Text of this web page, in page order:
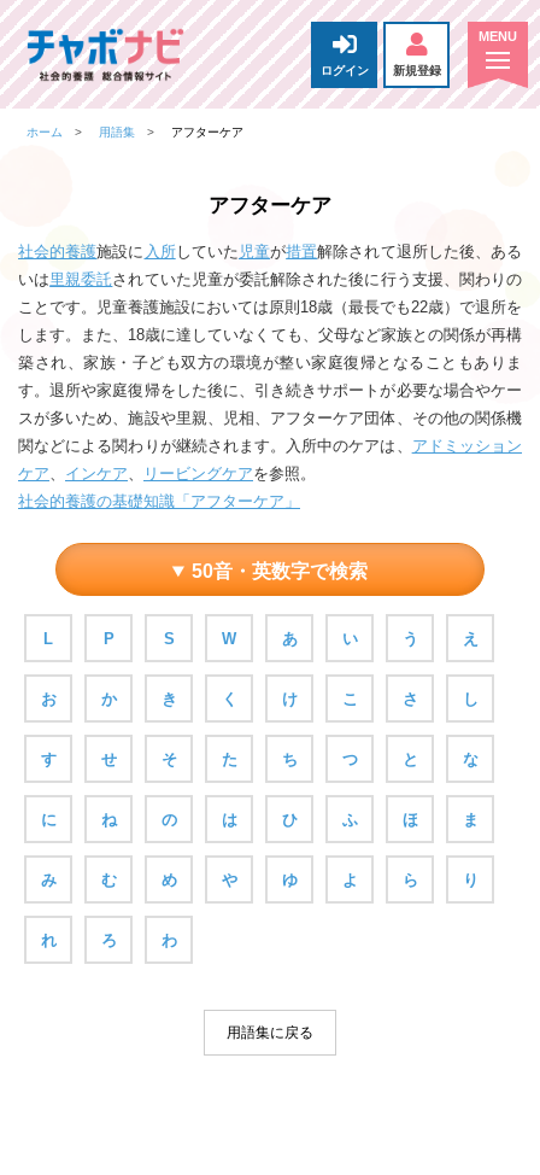
ログイン 新規登録
ホーム 用語集 アフターケア
アフターケア
社会的養護施設に 入所していた 児童が措置解除されて退所した後、ある
いは里親委託されていた児童が委託解除された後に行う支援、関わりの
ことです。児童養護施設においては原則18歳（最長でも22歳）で退所を
します。また、18歳に達していなくても、父母など家族との関係が再構
築され、家族・子ども双方の環境が整い家庭復帰となることもありま
す。退所や家庭復帰をした後に、引き続きサポートが必要な場合やケー
スが多いため、施設や里親、児相、アフターケア団体、その他の関係機
関などによる関わりが継続されます。入所中のケアは、 アドミッション
ケア、 インケア、 リービングケアを参照。
社会的養護の基礎知識「アフターケア」
50音・英数字で検索
L P S W あ い う え
お か き く け こ さ し
す せ そ た ち つ と な
に ね の は ひ ふ ほ ま
み む め や ゆ よ ら り
れ ろ わ
用語集に戻る